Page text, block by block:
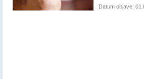
Datum objave: